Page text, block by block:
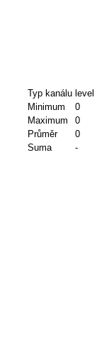
Typ kanálu level
Minimum
0
Maximum
0
Průměr
0
Suma
-